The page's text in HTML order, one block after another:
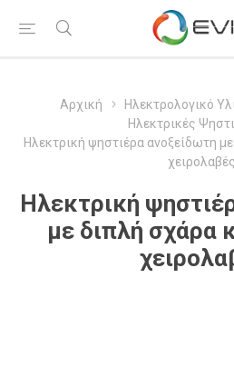
Αρχική Ηλεκτρολογικό
Ηλεκτρικές
Ηλεκτρική ψηστιέρα ανοξείδωτη
χειρολαβές
Ηλεκτρική
με διπλή σχάρα